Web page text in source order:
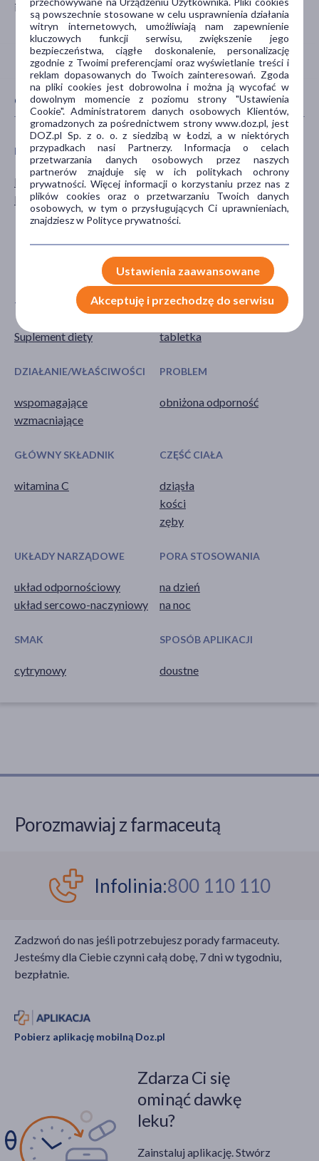
info@olimp-labs.com
CECHY PRODUKTU
PŁEĆ
Mężczyzna
Kobieta
WIEK
dla dorosłych
dla seniorów
20+
pokaż więcej ...
TYP PRODUKTU
Suplement diety
POSTAĆ
tabletka
DZIAŁANIE/WŁAŚCIWOŚCI
wspomagające
wzmacniające
PROBLEM
obniżona odporność
GŁÓWNY SKŁADNIK
witamina C
CZĘŚĆ CIAŁA
dziąsła
kości
zęby
UKŁADY NARZĄDOWE
układ odpornościowy
układ sercowo-naczyniowy
PORA STOSOWANIA
na dzień
na noc
SMAK
cytrynowy
SPOSÓB APLIKACJI
doustne
Porozmawiaj z farmaceutą
Infolinia:800 110 110
Zadzwoń do nas jeśli potrzebujesz porady farmaceuty.
Jesteśmy dla Ciebie czynni całą dobę, 7 dni w tygodniu,
bezpłatnie.
Pobierz aplikację mobilną Doz.pl
Zdarza Ci się
ominąć dawkę
leku?
Zainstaluj aplikację. Stwórz
są powszechnie stosowane w celu usprawnienia działania
witryn internetowych, umożliwiają nam zapewnienie
kluczowych funkcji serwisu, zwiększenie jego
bezpieczeństwa, ciągłe doskonalenie, personalizację
zgodnie z Twoimi preferencjami oraz wyświetlanie treści i
reklam dopasowanych do Twoich zainteresowań. Zgoda
na pliki cookies jest dobrowolna i można ją wycofać w
dowolnym momencie z poziomu strony "Ustawienia
Cookie". Administratorem danych osobowych Klientów,
gromadzonych za pośrednictwem strony www.doz.pl, jest
DOZ.pl Sp. z o. o. z siedzibą w Łodzi, a w niektórych
przypadkach nasi Partnerzy. Informacja o celach
przetwarzania danych osobowych przez naszych
partnerów znajduje się w ich politykach ochrony
prywatności. Więcej informacji o korzystaniu przez nas z
plików cookies oraz o przetwarzaniu Twoich danych
osobowych, w tym o przysługujących Ci uprawnieniach,
znajdziesz w Polityce prywatności.
Ustawienia zaawansowane
Akceptuję i przechodzę do serwisu